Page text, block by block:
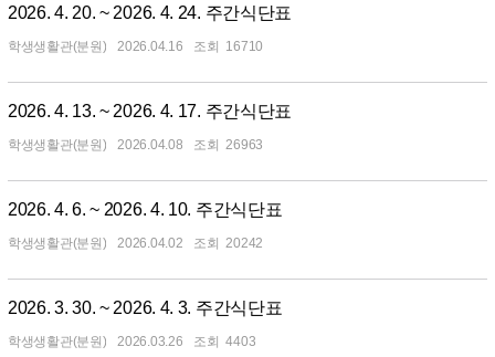
2026. 4. 20. ~ 2026. 4. 24. 주간식단표
학생생활관(분원) 2026.04.16 16710
2026. 4. 13. ~ 2026. 4. 17. 주간식단표
학생생활관(분원) 2026.04.08 26963
2026. 4. 6. ~ 2026. 4. 10. 주간식단표
학생생활관(분원) 2026.04.02 20242
2026. 3. 30. ~ 2026. 4. 3. 주간식단표
학생생활관(분원) 2026.03.26 4403